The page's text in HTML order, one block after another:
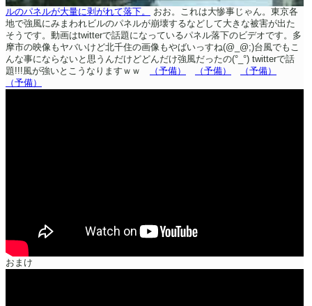
ルのパネルが大量に剥がれて落下。
おお。これは大惨事じゃん。東京各
地で強風にみまわれビルのパネルが崩壊するなどして大きな被害が出た
そうです。動画はtwitterで話題になっているパネル落下のビデオです。多
摩市の映像もヤバいけど北千住の画像もやばいっすね(@_@;)台風でもこ
んな事にならないと思うんだけどどんだけ強風だったの(°_°) twitterで話
題!!!風が強いとこうなりますｗｗ
（予備） （予備）
（予備）
（予備）
おまけ